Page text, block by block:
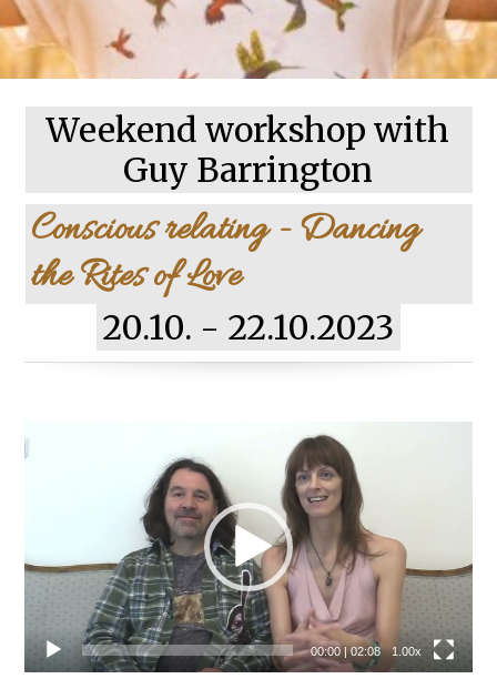
Weekend workshop with
Guy Barrington
Conscious relating - Dancing
the Rites of Love
20.10. - 22.10.2023
Video
prehrávač
00:00|02:08 1.00x